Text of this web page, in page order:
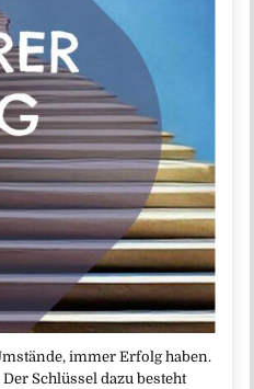
immer Erfolg haben.
Schlüssel dazu besteht